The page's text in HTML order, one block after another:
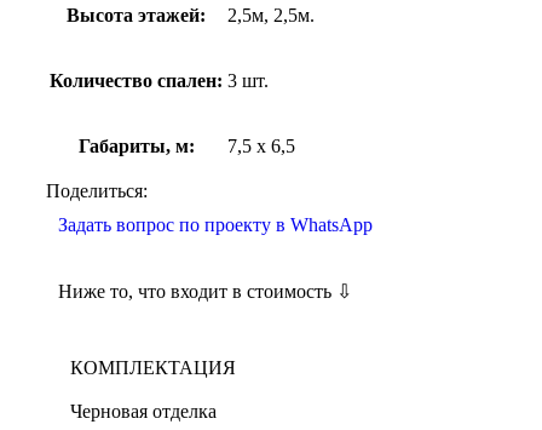
Высота этажей: 2,5м, 2,5м.
Количество спален: 3 шт.
Габариты, м: 7,5 х 6,5
Поделиться:
Задать вопрос по проекту в WhatsApp
Ниже то, что входит в стоимость ⇩
КОМПЛЕКТАЦИЯ
Черновая отделка